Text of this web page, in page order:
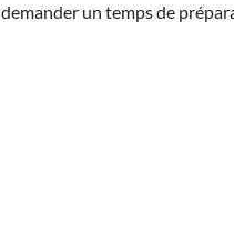
demander un temps de